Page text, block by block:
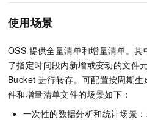
使用场景
OSS 提供全量清单和增量清单。
了指定时间段内新增或变动的文件
Bucket 进行转存。可配置按周期
件和增量清单文件的场景如下：
一次性的数据分析和统计场景
大模型服务
千问AI平台-Token Plan NEW
个人版上线、团队版降价；千问3.8-Max首发发尝鲜
千问AI平台-模型体验
在线体验全尺寸、多种模态的模型效果
140+云产品 免费试用
产品新客免费试用，最长12个月
大模型ACA认证体验
助力企业全员 AI 认知与能力提升
生态解决方案
行业生态解决方案
开发者生态解决方案
AI 开发和 AI 应用解决方案